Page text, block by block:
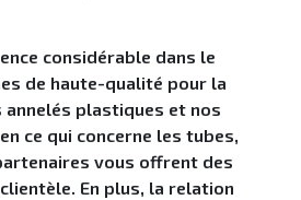
considérable dans le
de haute-qualité pour la
plastiques et nos
ce qui concerne les tubes,
vous offrent des
En plus, la relation